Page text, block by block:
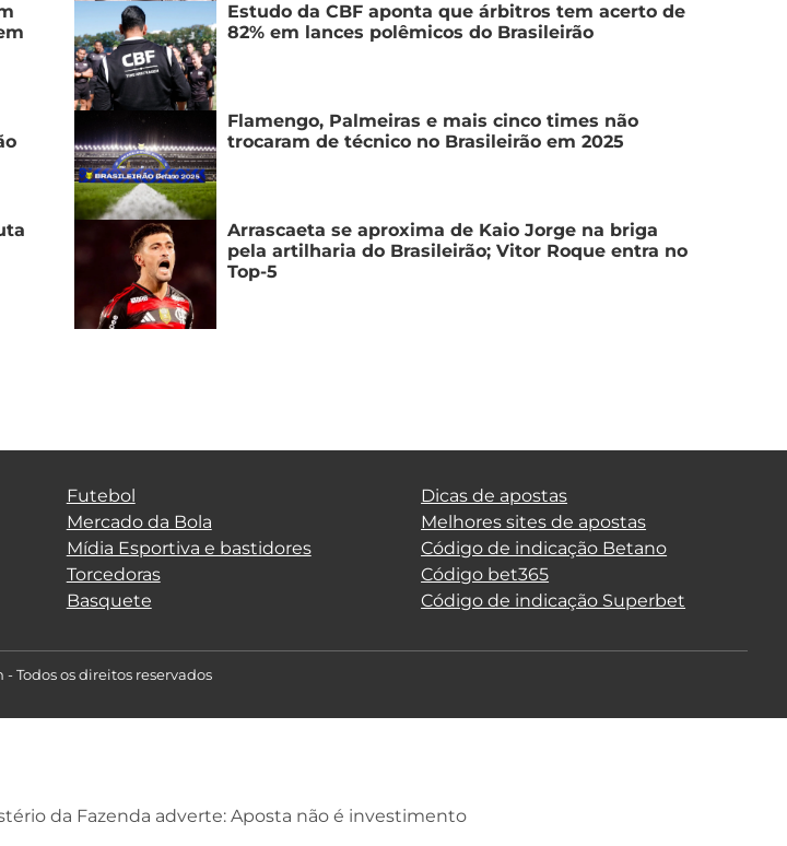
Estudo da CBF aponta que árbitros tem acerto de
82% em lances polêmicos do Brasileirão
Flamengo, Palmeiras e mais cinco times não
trocaram de técnico no Brasileirão em 2025
Arrascaeta se aproxima de Kaio Jorge na briga
pela artilharia do Brasileirão; Vitor Roque entra no
Top-5
Futebol
Mercado da Bola
Mídia Esportiva e bastidores
Torcedoras
Basquete
Dicas de apostas
Melhores sites de apostas
Código de indicação Betano
Código bet365
Código de indicação Superbet
- Todos os direitos reservados
da Fazenda adverte: Aposta não é investimento